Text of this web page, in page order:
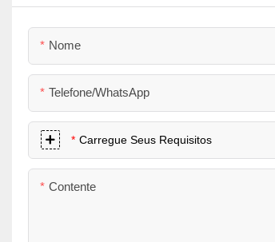
Nome
Telefone/WhatsApp
Carregue Seus Requisitos
Contente